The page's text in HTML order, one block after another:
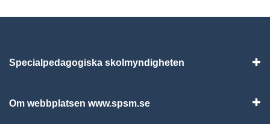
Specialpedagogiska skolmyndigheten
Om webbplatsen www.spsm.se